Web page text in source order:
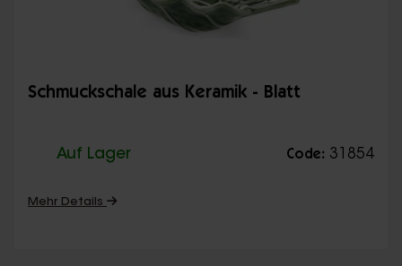
Schmuckschale aus Keramik - Blatt
Auf Lager Code: 31854
Mehr Details